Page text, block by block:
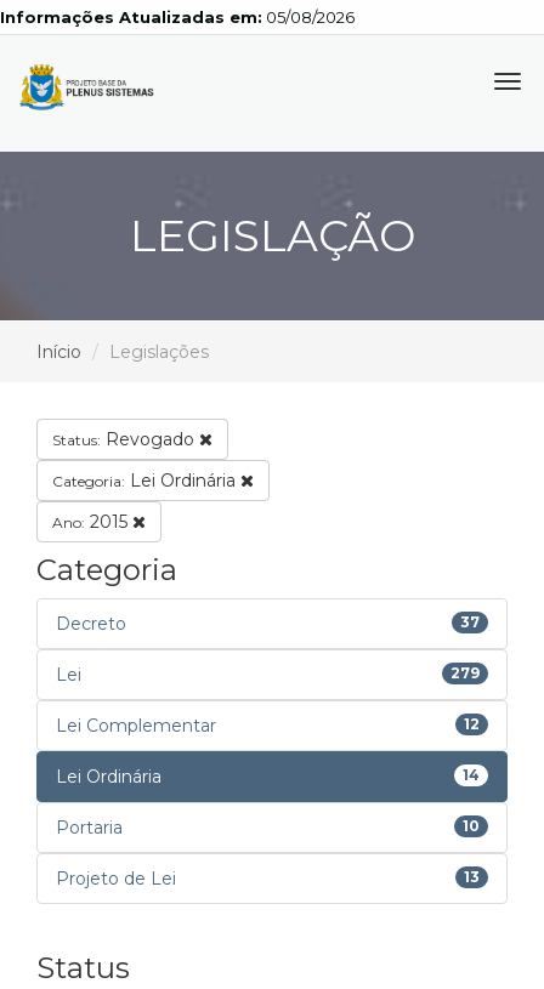
Atualizadas em: 05/08/2026
LEGISLAÇÃO
Início Legislações
Status: Revogado
Categoria: Lei Ordinária
Ano: 2015
Categoria
Decreto 37
Lei 279
Lei Complementar 12
Lei Ordinária 14
Portaria 10
Projeto de Lei 13
Status